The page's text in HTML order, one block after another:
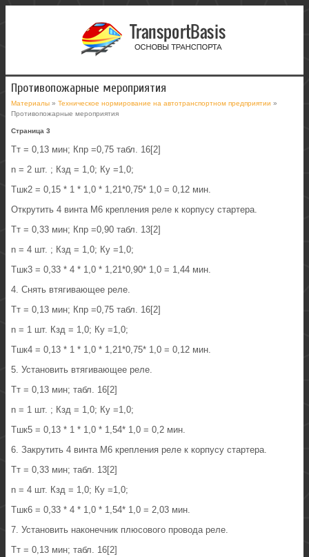
Противопожарные мероприятия
Материалы » Техническое нормирование на автотранспортном предприятии »
Противопожарные мероприятия
Страница 3
Тт = 0,13 мин; Кпр =0,75 табл. 16[2]
n = 2 шт. ; Кзд = 1,0; Ку =1,0;
Тшк2 = 0,15 * 1 * 1,0 * 1,21*0,75* 1,0 = 0,12 мин.
Открутить 4 винта М6 крепления реле к корпусу стартера.
Тт = 0,33 мин; Кпр =0,90 табл. 13[2]
n = 4 шт. ; Кзд = 1,0; Ку =1,0;
Тшк3 = 0,33 * 4 * 1,0 * 1,21*0,90* 1,0 = 1,44 мин.
4. Снять втягивающее реле.
Тт = 0,13 мин; Кпр =0,75 табл. 16[2]
n = 1 шт. Кзд = 1,0; Ку =1,0;
Тшк4 = 0,13 * 1 * 1,0 * 1,21*0,75* 1,0 = 0,12 мин.
5. Установить втягивающее реле.
Тт = 0,13 мин; табл. 16[2]
n = 1 шт. ; Кзд = 1,0; Ку =1,0;
Тшк5 = 0,13 * 1 * 1,0 * 1,54* 1,0 = 0,2 мин.
6. Закрутить 4 винта М6 крепления реле к корпусу стартера.
Тт = 0,33 мин; табл. 13[2]
n = 4 шт. Кзд = 1,0; Ку =1,0;
Тшк6 = 0,33 * 4 * 1,0 * 1,54* 1,0 = 2,03 мин.
7. Установить наконечник плюсового провода реле.
Тт = 0,13 мин; табл. 16[2]